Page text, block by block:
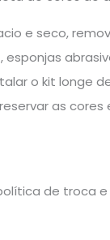
e seco,
o kit longe
as cores
de troca